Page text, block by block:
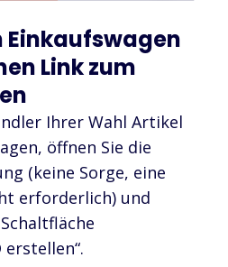
Einkaufswagen
Link zum
Ihrer Wahl Artikel
öffnen Sie die
(keine Sorge, eine
erforderlich) und
erstellen“.